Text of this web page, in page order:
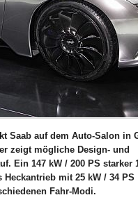
Saab auf dem Auto-Salon in
zeigt mögliche Design- und
Ein 147 kW / 200 PS starker
mit 25 kW / 34 PS
Fahr-Modi.